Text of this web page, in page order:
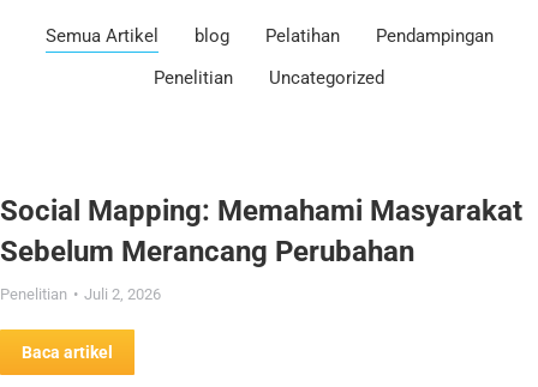
Semua Artikel blog Pelatihan
Pendampingan
Penelitian
Uncategorized
Social Mapping: Memahami Masyarakat
Sebelum Merancang Perubahan
Penelitian Juli 2, 2026
Baca artikel